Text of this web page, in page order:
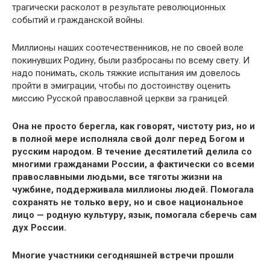
трагически расколот в результате революционных
событий и гражданской войны.
Миллионы наших соотечественников, не по своей воле
покинувших Родину, были разбросаны по всему свету. И
надо понимать, сколь тяжкие испытания им довелось
пройти в эмиграции, чтобы по достоинству оценить
миссию Русской православной церкви за границей.
Она не просто берегла, как говорят, чистоту риз, но и
в полной мере исполняла свой долг перед Богом и
русским народом. В течение десятилетий делила со
многими гражданами России, а фактически со всеми
православными людьми, все тяготы жизни на
чужбине, поддерживала миллионы людей. Помогала
сохранять не только веру, но и свое национальное
лицо — родную культуру, язык, помогала сберечь сам
дух России.
Многие участники сегодняшней встречи прошли